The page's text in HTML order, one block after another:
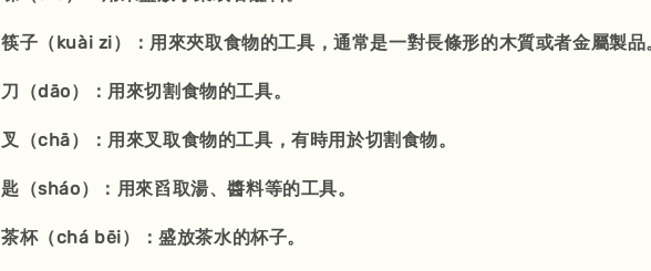
筷子（kuài zi）：用來夾取食物的工具，通常是一對長條形的木質或者金屬製品
刀（dāo）：用來切割食物的工具。
叉（chā）：用來叉取食物的工具，有時用於切割食物。
匙（sháo）：用來舀取湯、醬料等的工具。
茶杯（chá bēi）：盛放茶水的杯子。